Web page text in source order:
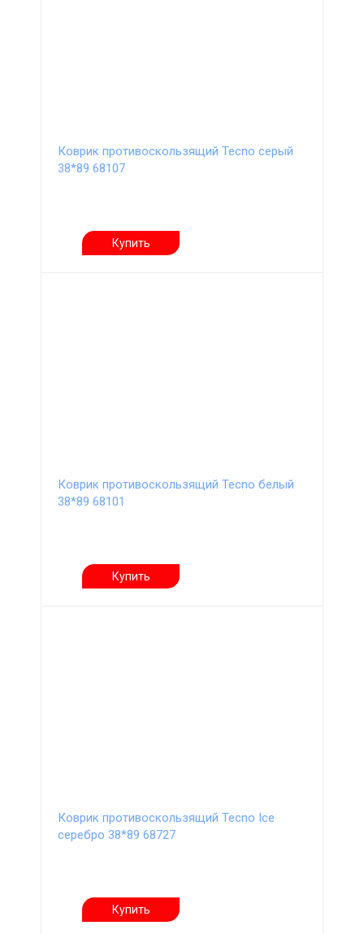
Коврик противоскользящий Tecno серый
38*89 68107
Купить
Коврик противоскользящий Tecno белый
38*89 68101
Купить
Коврик противоскользящий Tecno Ice
серебро 38*89 68727
Купить